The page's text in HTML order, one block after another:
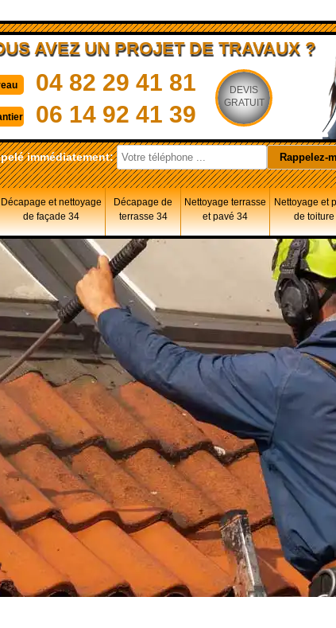
AVEZ UN PROJET DE TRAVAUX ?
04 82 29 41 81
06 14 92 41 39
DEVIS
GRATUIT
immédiatement:
Décapage et nettoyage
de façade 34
Décapage de
terrasse 34
Nettoyage terrasse
et pavé 34
Nettoyage et
de toiture